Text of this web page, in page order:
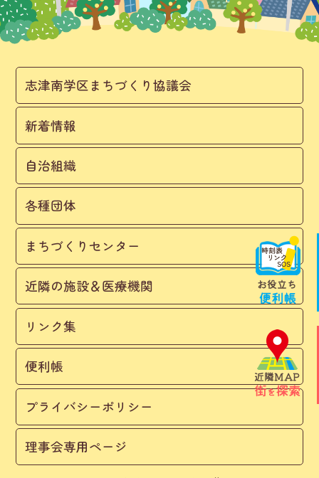
志津南学区まちづくり協議会
新着情報
自治組織
各種団体
まちづくりセンター
近隣の施設＆医療機関
リンク集
便利帳
プライバシーポリシー
理事会専用ページ